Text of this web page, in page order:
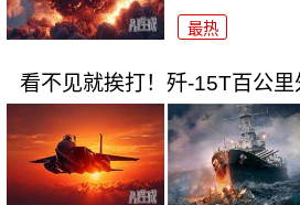
最热
看不见就挨打！歼-15T百公